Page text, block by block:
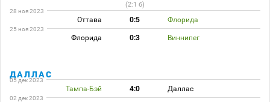
(2:1 б)
28 ноя 2023
Оттава 0:5 Флорида
25 ноя 2023
Флорида 0:3 Виннипег
ДАЛЛАС
05 дек 2023
Тампа-Бэй 4:0 Даллас
02 дек 2023